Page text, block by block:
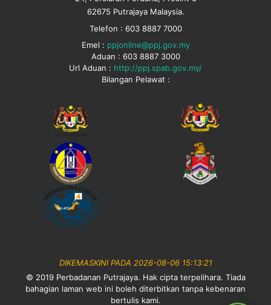
62675 Putrajaya Malaysia.
Telefon : 603 8887 7000
Emel : ppjonline@ppj.gov.my
Aduan : 603 8887 3000
Url Aduan : http://ppj.spab.gov.my/
Bilangan Pelawat :
DIKEMASKINI PADA 2026-08-06 15:13:21
© 2019 Perbadanan Putrajaya. Hak cipta terpelihara. Tiada
bahagian laman web ini boleh diterbitkan tanpa kebenaran
bertulis kami.